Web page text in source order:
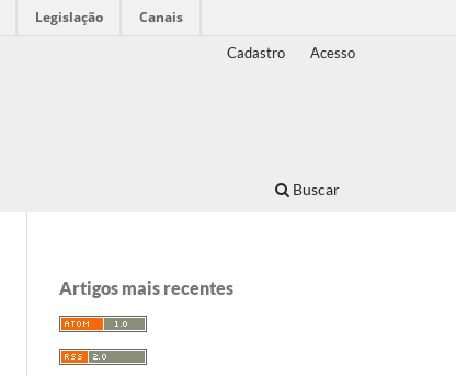
Legislação Canais
Buscar
Cadastro Acesso
Artigos mais recentes